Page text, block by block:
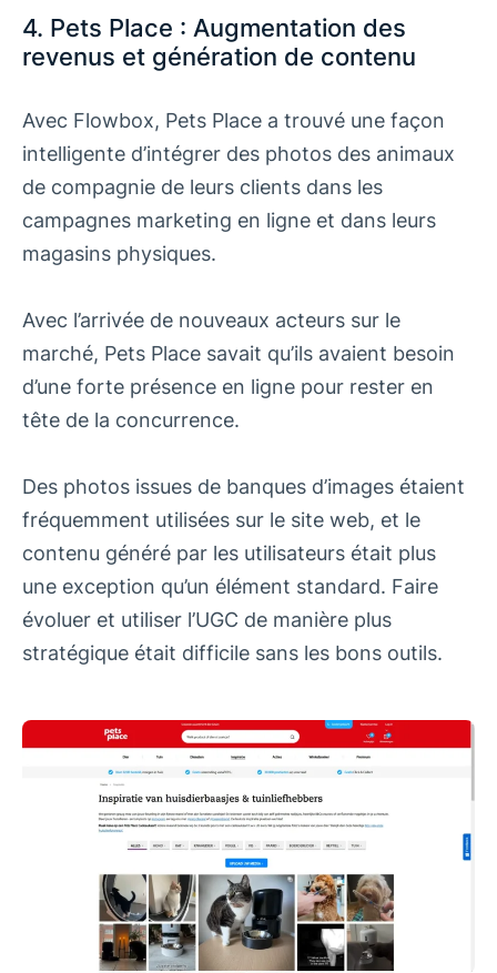
4. Pets Place : Augmentation des
revenus et génération de contenu
Avec Flowbox, Pets Place a trouvé une façon
intelligente d’intégrer des photos des animaux
de compagnie de leurs clients dans les
campagnes marketing en ligne et dans leurs
magasins physiques.
Avec l’arrivée de nouveaux acteurs sur le
marché, Pets Place savait qu’ils avaient besoin
d’une forte présence en ligne pour rester en
tête de la concurrence.
Des photos issues de banques d’images étaient
fréquemment utilisées sur le site web, et le
contenu généré par les utilisateurs était plus
une exception qu’un élément standard. Faire
évoluer et utiliser l’UGC de manière plus
stratégique était difficile sans les bons outils.